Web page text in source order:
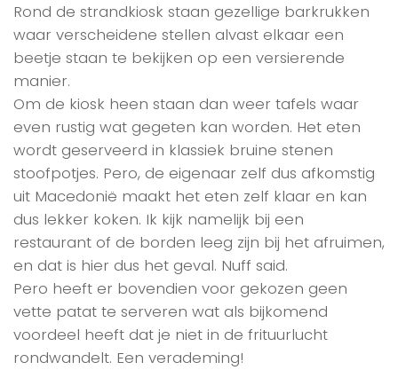
Rond de strandkiosk staan gezellige barkrukken
waar verscheidene stellen alvast elkaar een
beetje staan te bekijken op een versierende
manier.
Om de kiosk heen staan dan weer tafels waar
even rustig wat gegeten kan worden. Het eten
wordt geserveerd in klassiek bruine stenen
stoofpotjes. Pero, de eigenaar zelf dus afkomstig
uit Macedonië maakt het eten zelf klaar en kan
dus lekker koken. Ik kijk namelijk bij een
restaurant of de borden leeg zijn bij het afruimen,
en dat is hier dus het geval. Nuff said.
Pero heeft er bovendien voor gekozen geen
vette patat te serveren wat als bijkomend
voordeel heeft dat je niet in de frituurlucht
rondwandelt. Een verademing!